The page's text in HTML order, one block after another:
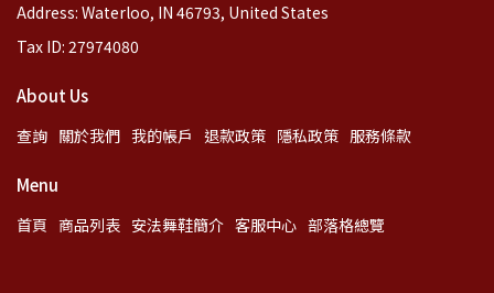
Address: Waterloo, IN 46793, United States
Tax ID: 27974080
About Us
查詢 關於我們 我的帳戶 退款政策 隱私政策 服務條款
Menu
首頁 商品列表 安法舞鞋簡介 客服中心 部落格總覽